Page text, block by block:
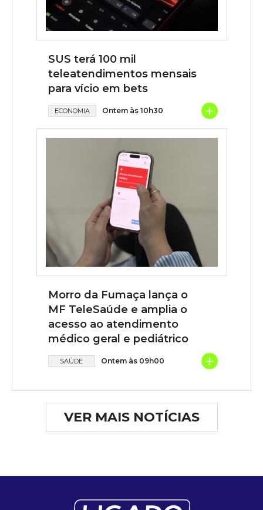
SUS terá 100 mil
teleatendimentos mensais
para vício em bets
ECONOMIA Ontem às 10h30 +
Morro da Fumaça lança o
MF TeleSaúde e amplia o
acesso ao atendimento
médico geral e pediátrico
SAÚDE Ontem às 09h00 +
VER MAIS NOTÍCIAS